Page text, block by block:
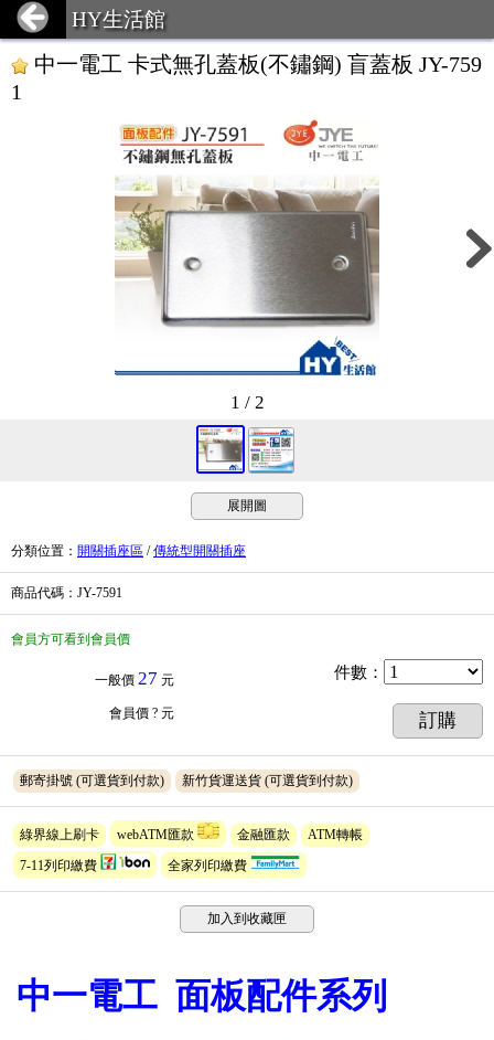
HY生活館
中一電工 卡式無孔蓋板(不鏽鋼) 盲蓋板 JY-759
1
1 / 2
展開圖
分類位置 ： 開關插座區 /傳統型開關插座
商品代碼 ：JY-7591
會員方可看到會員價
一般價 27 元
會員價 ? 元
件數 ：
訂購
郵寄掛號 (可選貨到付款) 新竹貨運送貨 (可選貨到付款)
綠界線上刷卡 webATM匯款 金融匯款
ATM轉帳
7-11列印繳費
全家列印繳費
加入到收藏匣
中一電工 面板配件系列